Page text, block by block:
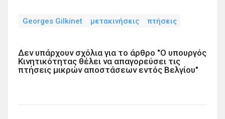
Georges Gilkinet μετακινήσεις πτήσεις
Δεν υπάρχουν σχόλια για το άρθρο "Ο υπουργός
Κινητικότητας θέλει να απαγορεύσει τις
πτήσεις μικρών αποστάσεων εντός Βελγίου"